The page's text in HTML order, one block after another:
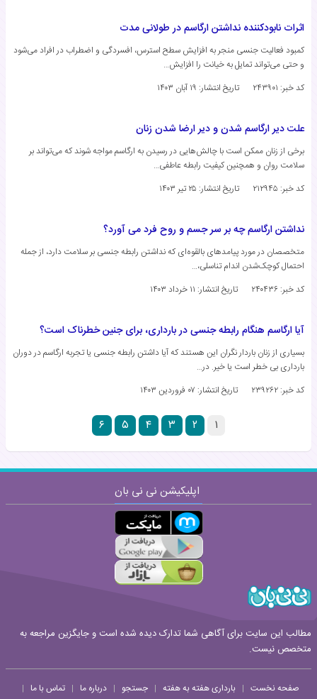
اثرات نابودکننده نداشتن ارگاسم در طولانی مدت
کمبود فعالیت جنسی منجر به افزایش سطح استرس، افسردگی و اضطراب در افراد می‌شود
و حتی می‌تواند تمایل به خیانت را افزایش…
کد خبر: ۲۴۳۹۰۱
تاریخ انتشار: ۱۹ آبان ۱۴۰۳
علت دیر ارگاسم شدن و دیر ارضا شدن زنان
برخی از زنان ممکن است با چالش‌هایی در رسیدن به ارگاسم مواجه شوند که می‌تواند بر
سلامت روان و همچنین کیفیت رابطه عاطفی…
کد خبر: ۲۱۲۹۴۵
تاریخ انتشار: ۲۵ تیر ۱۴۰۳
نداشتن ارگاسم چه بر سر جسم و روح فرد می آورد؟
متخصصان در مورد پیامدهای بالقوه‌ای که نداشتن رابطه جنسی بر سلامت دارد، از جمله
احتمال کوچک‌شدن اندام تناسلی،…
کد خبر: ۲۴۰۴۳۶
تاریخ انتشار: ۱۱ خرداد ۱۴۰۳
آیا ارگاسم هنگام رابطه جنسی در بارداری، برای جنین خطرناک است؟
بسیاری از زنان باردار نگران این هستند که آیا داشتن رابطه جنسی یا تجربه ارگاسم در دوران
بارداری بی خطر است یا خیر. در…
کد خبر: ۲۳۹۲۶۲
تاریخ انتشار: ۰۷ فروردین ۱۴۰۳
۱ ۲ ۳ ۴ ۵ ۶
اپلیکیشن نی نی بان
مطالب این سایت برای آگاهی شما تدارک دیده شده است و جایگزین مراجعه به
متخصص نیست.
صفحه نخست | بارداری هفته به هفته | جستجو | درباره ما | تماس با ما |